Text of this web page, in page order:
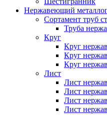
Нержавеющий
Сортамент труб
Труба
Круг
Круг
Круг
Круг
Лист
Лист
Лист
Лист
Лист